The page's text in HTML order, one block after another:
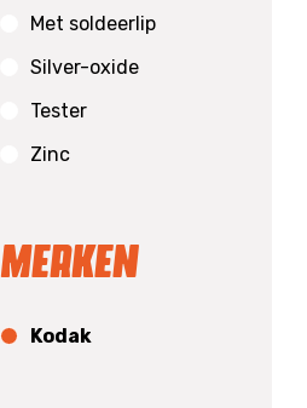
Met soldeerlip
Silver-oxide
Tester
Zinc
Merken
Kodak